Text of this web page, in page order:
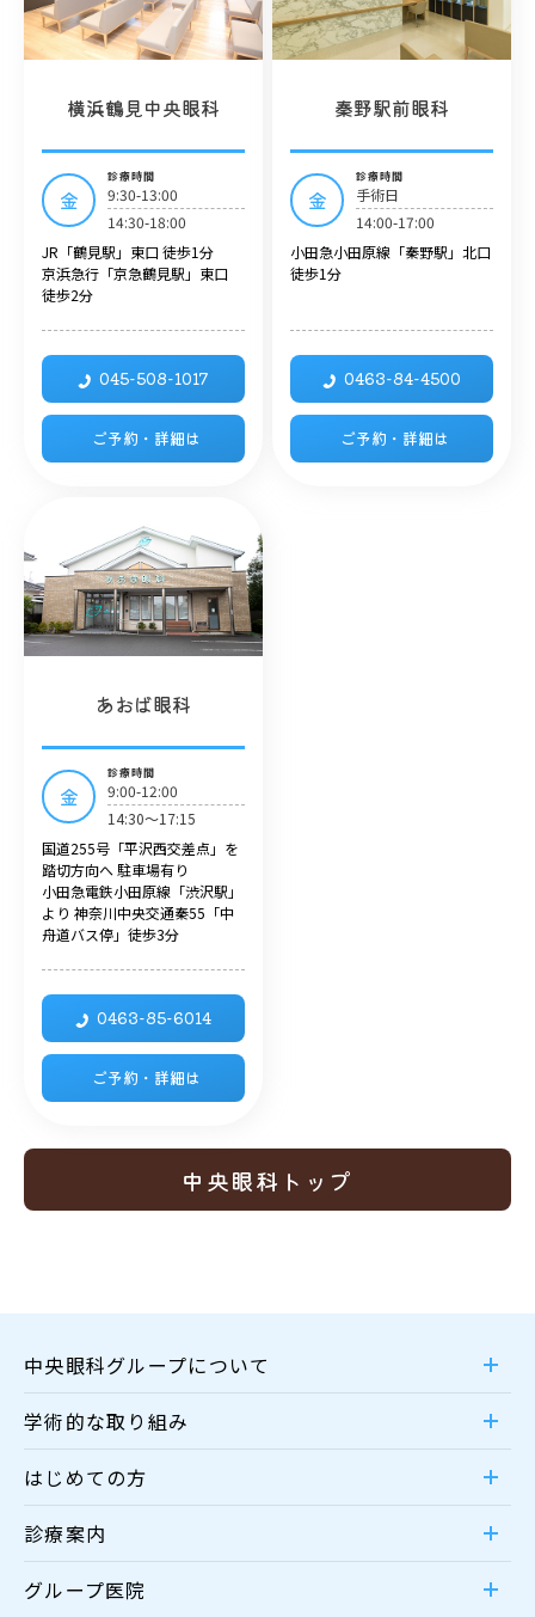
横浜鶴見中央眼科
金
診療時間
9:30-13:00
14:30-18:00
JR「鶴見駅」東口 徒歩1分
京浜急行「京急鶴見駅」東口
徒歩2分
045-508-1017
ご予約・詳細は
秦野駅前眼科
金
診療時間
手術日
14:00-17:00
小田急小田原線「秦野駅」北口
徒歩1分
0463-84-4500
ご予約・詳細は
あおば眼科
金
診療時間
9:00-12:00
14:30～17:15
国道255号「平沢西交差点」を
踏切方向へ 駐車場有り
小田急電鉄小田原線「渋沢駅」
より 神奈川中央交通秦55「中
舟道バス停」徒歩3分
0463-85-6014
ご予約・詳細は
中央眼科トップ
中央眼科グループについて
学術的な取り組み
はじめての方
診療案内
グループ医院